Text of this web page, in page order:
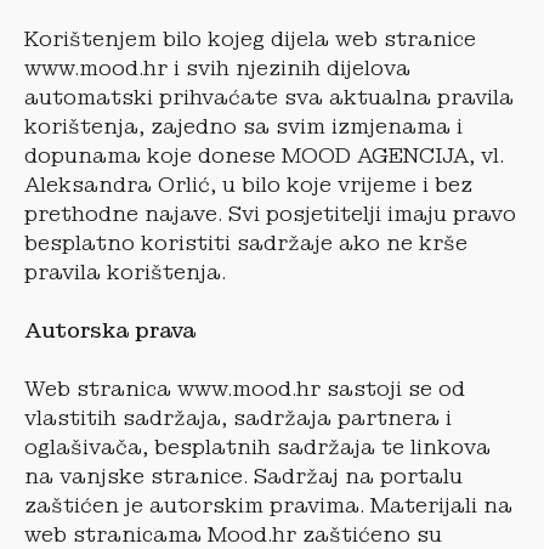
Korištenjem bilo kojeg dijela web stranice
www.mood.hr i svih njezinih dijelova
automatski prihvaćate sva aktualna pravila
korištenja, zajedno sa svim izmjenama i
dopunama koje donese MOOD AGENCIJA, vl.
Aleksandra Orlić, u bilo koje vrijeme i bez
prethodne najave. Svi posjetitelji imaju pravo
besplatno koristiti sadržaje ako ne krše
pravila korištenja.
Autorska prava
Web stranica www.mood.hr sastoji se od
vlastitih sadržaja, sadržaja partnera i
oglašivača, besplatnih sadržaja te linkova
na vanjske stranice. Sadržaj na portalu
zaštićen je autorskim pravima. Materijali na
web stranicama Mood.hr zaštićeno su